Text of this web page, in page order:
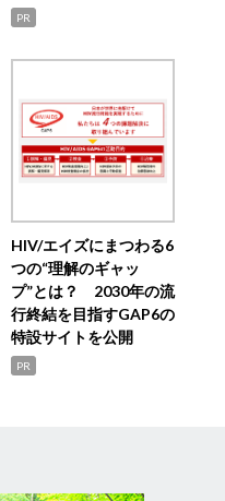
PR
HIV/エイズにまつわる6
つの“理解のギャッ
プ”とは？ 2030年の流
行終結を目指すGAP6の
特設サイトを公開
PR